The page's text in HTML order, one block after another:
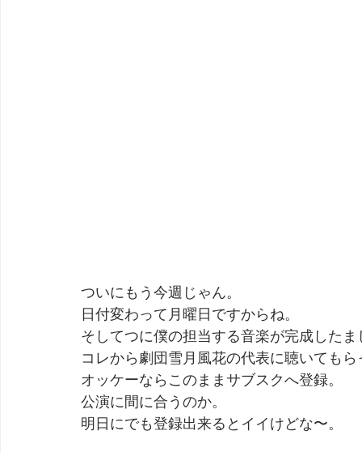
ついにもう今週じゃん。
日付変わって月曜日ですからね。
そしてつに僕の担当する音楽が完成したま
コレから劇団雪月風花の代表に聴いても
オッケーならこのままサブスクへ登録。
公演に間に合うのか。
明日にでも登録出来るとイイけどな〜。